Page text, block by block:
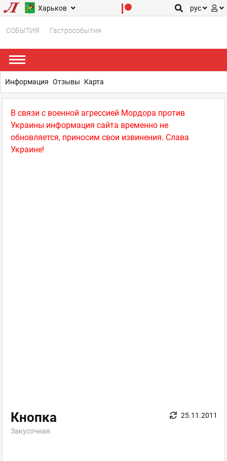
Харьков рус
СОБЫТИЯ Гастрособытия
В связи с военной агрессией Мордора против
Украины информация сайта временно не
обновляется, приносим свои извинения. Слава
Украине!
Кнопка
Закусочная
25.11.2011
Информация Отзывы Карта